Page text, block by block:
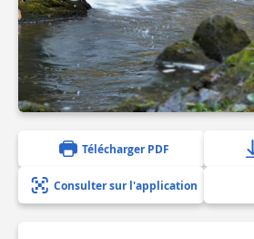
Télécharger PDF
Consulter sur l'application